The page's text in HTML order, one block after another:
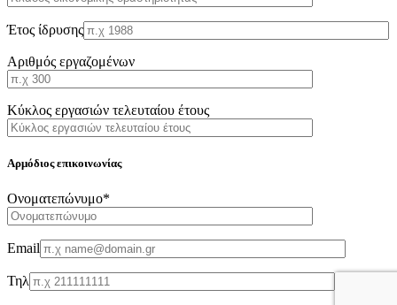
Έτος ίδρυσης
Αριθμός εργαζομένων
Κύκλος εργασιών τελευταίου έτους
Αρμόδιος επικοινωνίας
Oνοματεπώνυμο*
Email
Τηλ